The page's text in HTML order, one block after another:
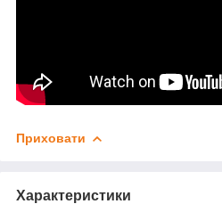
Приховати
Характеристики